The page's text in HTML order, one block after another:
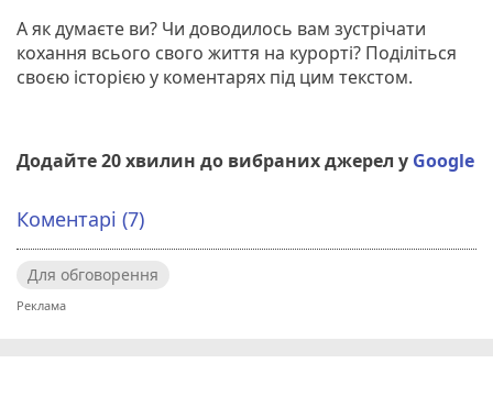
А як думаєте ви? Чи доводилось вам зустрічати
кохання всього свого життя на курорті? Поділіться
своєю історією у коментарях під цим текстом.
Додайте 20 хвилин до вибраних джерел у Google
Коментарі (7)
Для обговорення